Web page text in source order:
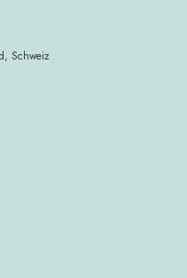
Schweiz